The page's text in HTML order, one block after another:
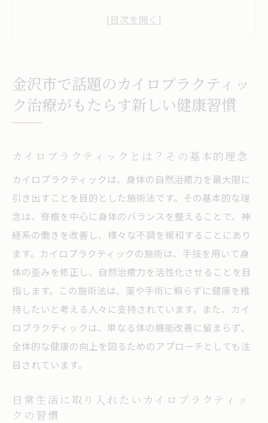
フレッシュ
金沢市のライフスタイルに合った治療法と
健康増進のための具体的なカイロプラクテ
カイロプラクティックが金沢市で支持される理
由とその効果
地域特有の施術法がもたらすメリット
金沢市民に支持されるカイロプラクティッ
クの理由
健康改善への具体的な効果
ストレス社会におけるカイロプラクティッ
クの役割
効果を実感した金沢市民の声
金沢市で話題のカイロプラクティッ
ク治療がもたらす新しい健康習慣
カイロプラクティックとは？その基本的理念
カイロプラクティックは、身体の自然治癒力を最大限に
引き出すことを目的とした施術法です。その基本的な理
念は、脊椎を中心に身体のバランスを整えることで、神
経系の働きを改善し、様々な不調を緩和することにあり
ます。カイロプラクティックの施術は、手技を用いて身
体の歪みを修正し、自然治癒力を活性化させることを目
指します。この施術法は、薬や手術に頼らずに健康を維
持したいと考える人々に支持されています。また、カイ
ロプラクティックは、単なる体の機能改善に留まらず、
全体的な健康の向上を図るためのアプローチとしても注
目されています。
日常生活に取り入れたいカイロプラクティッ
クの習慣